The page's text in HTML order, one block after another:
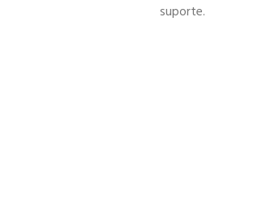
suporte.